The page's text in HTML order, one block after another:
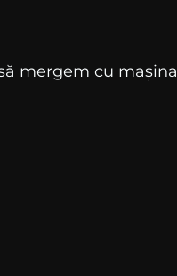
mergem cu mașina